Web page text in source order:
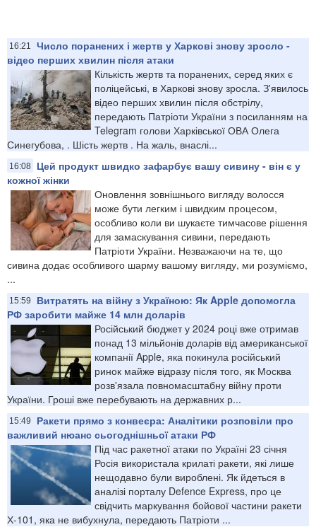
16:21
Число поранених і жертв у Харкові знову зросло -
відео перших хвилин після атаки
Кількість жертв та поранених, серед яких є
поліцейські, в Харкові знову зросла. З'явилось
відео перших хвилин після обстрілу,
передають Патріоти України з посиланням на
Telegram голови Харківської ОВА Олега
Синегубова, . Шість жертв . На жаль, внаслі...
16:08
Цей продукт швидко зафарбує вашу сивину - він є у
кожної жінки
Оновлення зовнішнього вигляду волосся
може бути легким і швидким процесом,
особливо коли ви шукаєте тимчасове рішення
для замаскування сивини, передають
Патріоти України. Незважаючи на те, що
сивина додає особливого шарму вашому вигляду, ми розуміємо,
...
15:59
Витратять на війну з Україною: Як Apple допомогла
РФ заробити майже 14 млн доларів
Російський бюджет у 2024 році вже отримав
понад 13 мільйонів доларів від американської
компанії Apple, яка покинула російський
ринок майже відразу після того, як Москва
розв'язала повномасштабну війну проти
України. Гроші вже перебувають на державних р...
15:49
Ракети прямо з конвеєра: Аналітики розповіли про
важливий нюанс сьогоднішньої атаки РФ
Під час ракетної атаки по Україні 23 січня
Росія використала крилаті ракети, які лише
нещодавно були вироблені. Як йдеться в
аналізі порталу Defence Express, про це
свідчить маркування бойової частини ракети
Х-101, яка не вибухнула, передають Патріоти ...